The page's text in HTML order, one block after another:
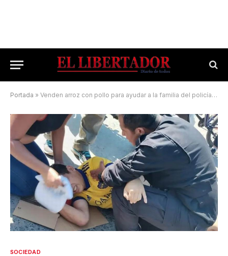
Portada » Venden arroz con pollo para ayudar a la familia del policía atropellado por carreros
SOCIEDAD